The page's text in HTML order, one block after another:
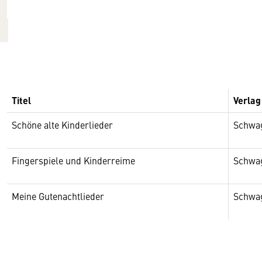
Titel Verlag
Schöne alte Kinderlieder
Fingerspiele und Kinderreime
Meine Gutenachtlieder